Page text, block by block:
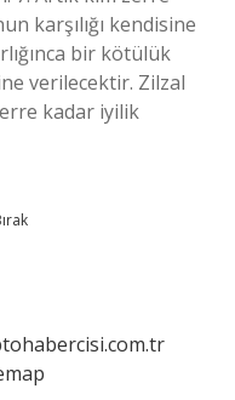
karşılığı kendisine
bir kötülük
verilecektir. Zilzal
kadar iyilik